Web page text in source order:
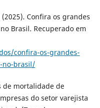
Confira os grandes
Brasil. Recuperado em
confira-os-grandes-
no-brasil/
de mortalidade de
do setor varejista